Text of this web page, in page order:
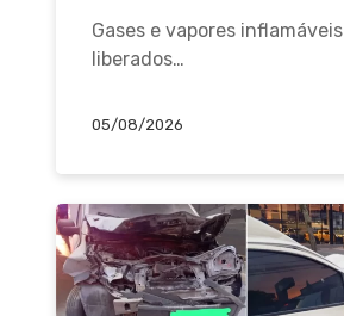
Gases e vapores inflamáveis
liberados…
05/08/2026